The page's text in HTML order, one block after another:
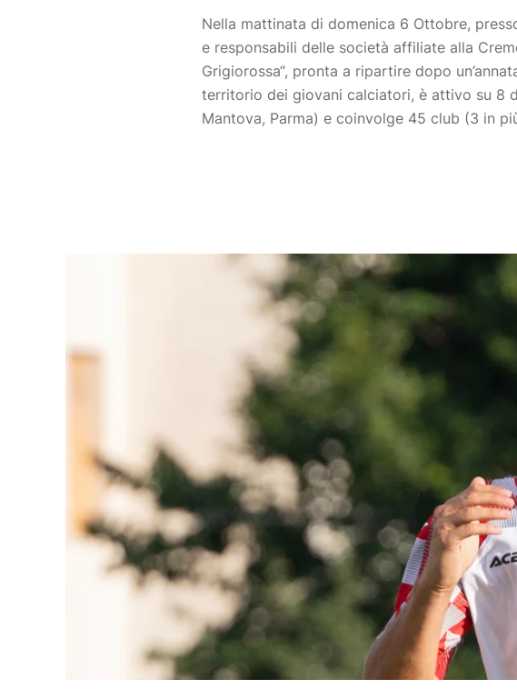
Nella mattinata di domenica 6 Ottobre,
e responsabili delle società affiliate alla
Grigiorossa“, pronta a ripartire dopo
territorio dei giovani calciatori, è attivo su 8
Mantova, Parma) e coinvolge 45 club (3 in